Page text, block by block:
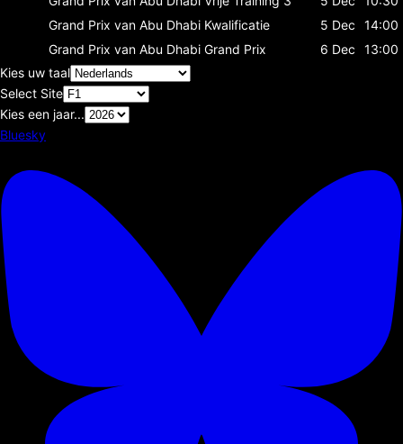
Grand Prix van Abu Dhabi Kwalificatie 5 Dec
14:00
Grand Prix van Abu Dhabi Grand Prix 6 Dec
13:00
Kies uw taal
Select Site
Kies een jaar...
Bluesky